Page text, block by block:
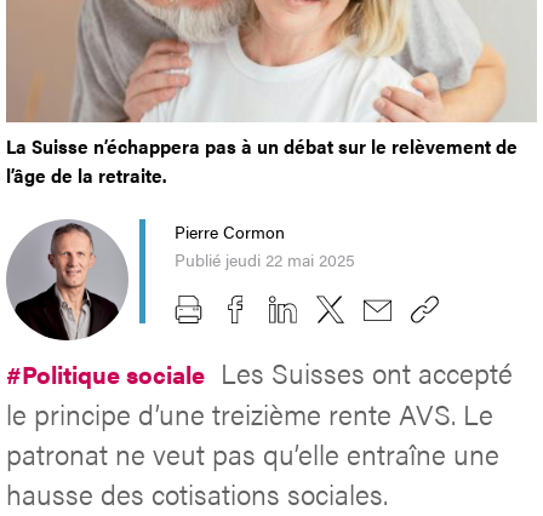
La Suisse n’échappera pas à un débat sur le relèvement de
l’âge de la retraite.
Pierre Cormon
Publié jeudi 22 mai 2025
#Politique sociale Les Suisses ont accepté
le principe d’une treizième rente AVS. Le
patronat ne veut pas qu’elle entraîne une
hausse des cotisations sociales.